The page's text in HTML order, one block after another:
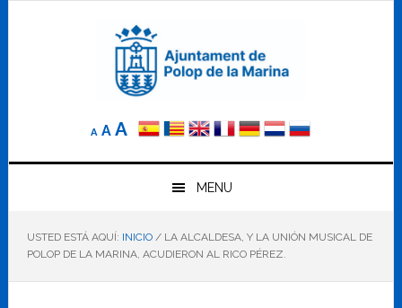
A
Reducir
elA Tamaño
AAumentar
el
tamaño
letra
MENU
USTED ESTÁ AQUÍ: INICIO /LA ALCALDESA, Y LA UNIÓN MUSICAL DE
POLOP DE LA MARINA, ACUDIERON AL RICO PÉREZ.